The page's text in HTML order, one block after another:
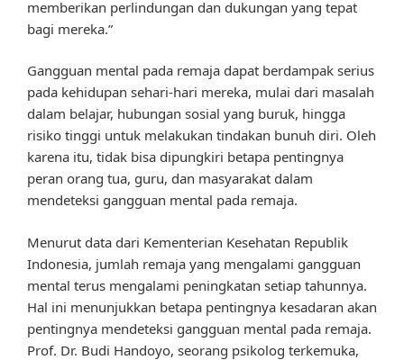
memberikan perlindungan dan dukungan yang tepat
bagi mereka.”
Gangguan mental pada remaja dapat berdampak serius
pada kehidupan sehari-hari mereka, mulai dari masalah
dalam belajar, hubungan sosial yang buruk, hingga
risiko tinggi untuk melakukan tindakan bunuh diri. Oleh
karena itu, tidak bisa dipungkiri betapa pentingnya
peran orang tua, guru, dan masyarakat dalam
mendeteksi gangguan mental pada remaja.
Menurut data dari Kementerian Kesehatan Republik
Indonesia, jumlah remaja yang mengalami gangguan
mental terus mengalami peningkatan setiap tahunnya.
Hal ini menunjukkan betapa pentingnya kesadaran akan
pentingnya mendeteksi gangguan mental pada remaja.
Prof. Dr. Budi Handoyo, seorang psikolog terkemuka,